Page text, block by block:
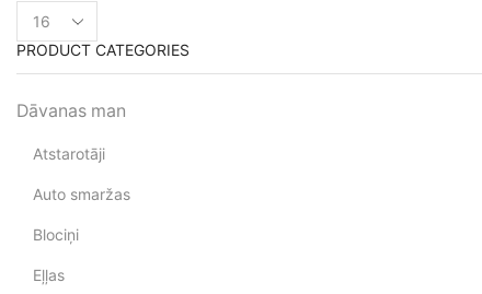
PRODUCT CATEGORIES
Dāvanas man
Atstarotāji
Auto smaržas
Blociņi
Eļļas